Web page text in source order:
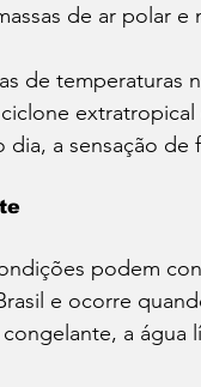
de ar polar e
de temperaturas
a sensação de
podem
e ocorre
a água